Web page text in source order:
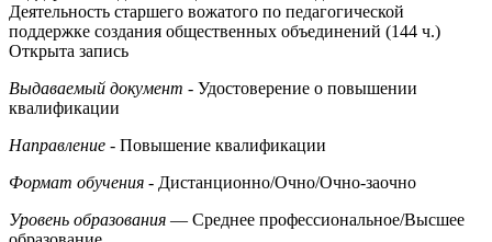
Деятельность старшего вожатого по педагогической
поддержке создания общественных объединений (144 ч.)
Открыта запись
Выдаваемый документ - Удостоверение о повышении
квалификации
Направление - Повышение квалификации
Формат обучения - Дистанционно/Очно/Очно-заочно
Уровень образования — Среднее профессиональное/Высшее